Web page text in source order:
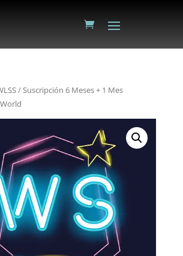
/ Suscripción 6 Meses + 1 Mes